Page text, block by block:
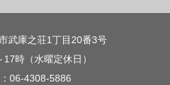
武庫之荘1丁目20番3号
時（水曜定休日）
06-4308-5886